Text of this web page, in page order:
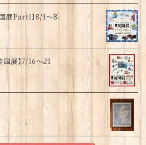
展Part1】8/1〜8
展】7/16～21